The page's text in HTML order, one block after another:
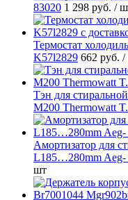
83020 1 298 руб. /
Термостат
K57l2829 662 руб. /
Тэн для
M200 Thermowatt
Амортизатор для
L185…280mm Aeg-
шт